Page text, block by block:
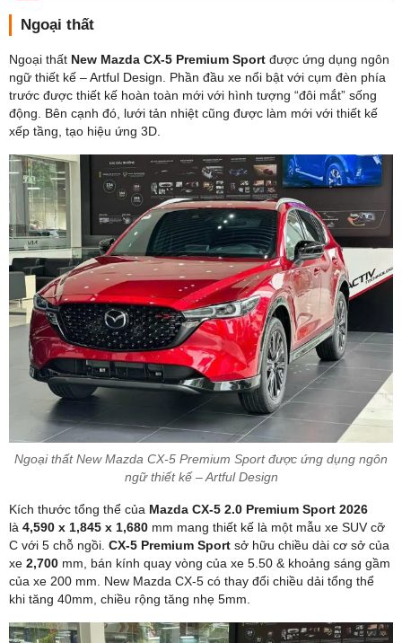
Ngoại thất
Ngoại thất New Mazda CX-5 Premium Sport được ứng dụng ngôn
ngữ thiết kế – Artful Design. Phần đầu xe nổi bật với cụm đèn phía
trước được thiết kế hoàn toàn mới với hình tượng “đôi mắt” sống
động. Bên cạnh đó, lưới tản nhiệt cũng được làm mới với thiết kế
xếp tầng, tạo hiệu ứng 3D.
Ngoại thất New Mazda CX-5 Premium Sport được ứng dụng ngôn
ngữ thiết kế – Artful Design
Kích thước tổng thể của Mazda CX-5 2.0 Premium Sport 2026
là 4,590 x 1,845 x 1,680 mm mang thiết kế là một mẫu xe SUV cỡ
C với 5 chỗ ngồi. CX-5 Premium Sport sở hữu chiều dài cơ sở của
xe 2,700 mm, bán kính quay vòng của xe 5.50 & khoảng sáng gầm
của xe 200 mm. New Mazda CX-5 có thay đổi chiều dải tổng thể
khi tăng 40mm, chiều rộng tăng nhẹ 5mm.